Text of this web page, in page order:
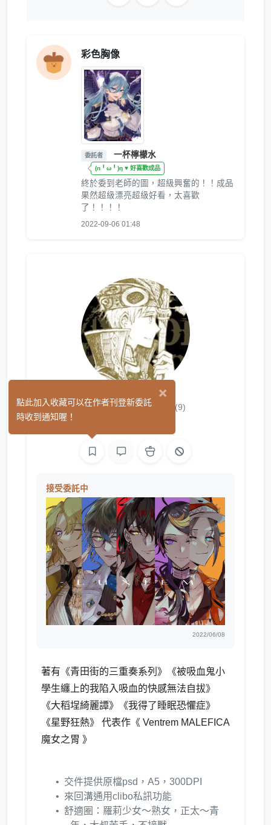
彩色胸像
委託者 一杯檸檬水
(n╹ω╹)η ♥ 好喜歡成品
終於委到老師的圖，超級興奮的！！成品
果然超級漂亮超級好看，太喜歡
了！！！！
2022-09-06 01:48
KARAS押形 (9)
接受委託中
2022/06/08
著有《青田街的三重奏系列》《被吸血鬼小
學生纏上的我陷入吸血的快感無法自拔》
《大稻埕綺麗譚》《我得了睡眠恐懼症》
《星野狂熱》
代表作《 Ventrem MALEFICA
魔女之胃 》
交件提供原檔psd，A5，300DPI
來回溝通用clibo私訊功能
舒適圈：羅莉少女～熟女，正太～青
×
點此加入收藏可以在作者刊登新委託
時收到通知喔！